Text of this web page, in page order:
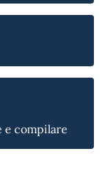
e compilare